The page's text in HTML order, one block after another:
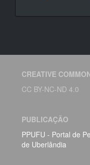
CREATIVE
CC BY-NC-ND 4.0
PUBLICAÇÃO
PPUFU - Portal de
de Uberlândia